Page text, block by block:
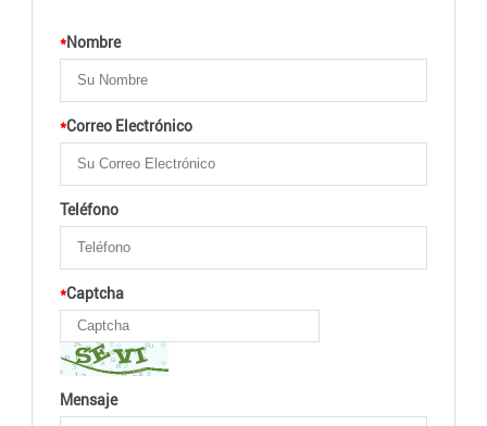
*Nombre
*Correo Electrónico
Teléfono
*Captcha
Mensaje